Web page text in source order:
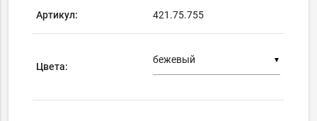
Артикул: 421.75.755
Цвета:
▼